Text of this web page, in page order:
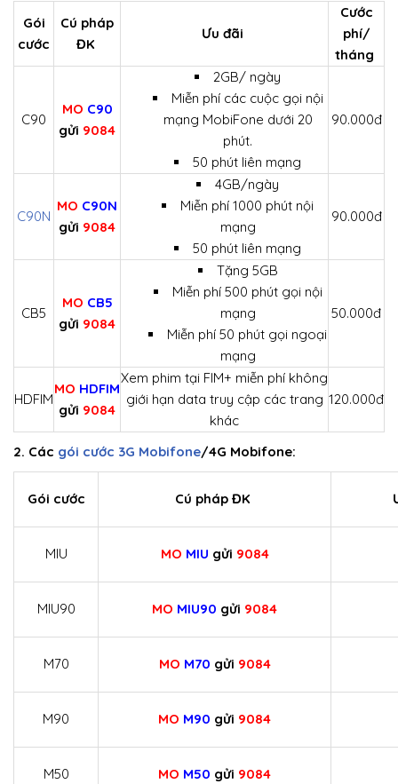
Gói
cước
Cú pháp
ĐK
Ưu đãi
Cước
phí/
tháng
C90
MO C90
gửi 9084
2GB/ ngày
Miễn phí các cuộc gọi nội
mạng MobiFone dưới 20
phút.
50 phút liên mạng
90.000đ
C90N
MO C90N
gửi 9084
4GB/ngày
Miễn phí 1000 phút nội
mạng
50 phút liên mạng
90.000đ
CB5
MO CB5
gửi 9084
Tặng 5GB
Miễn phí 500 phút gọi nội
mạng
Miễn phí 50 phút gọi ngoại
mạng
50.000đ
HDFIM
MO HDFIM
gửi 9084
Xem phim tại FIM+ miễn phí không
giới hạn data truy cập các trang
khác
120.000đ
2. Các gói cước 3G Mobifone/4G Mobifone:
Gói cước Cú pháp ĐK
MIU MO MIU gửi 9084
MIU90 MO MIU90 gửi 9084
M70 MO M70 gửi 9084
M90 MO M90 gửi 9084
M50 MO M50 gửi 9084